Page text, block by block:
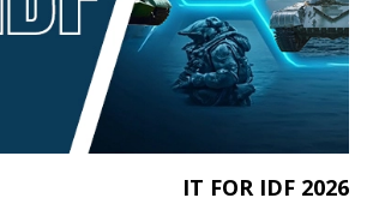
IT FOR IDF 2026